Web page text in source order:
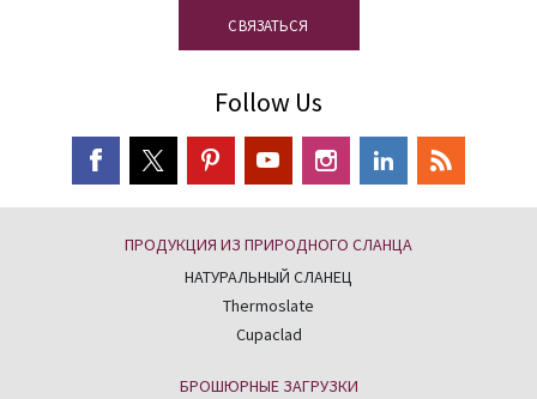
СВЯЗАТЬСЯ
Follow Us
ПРОДУКЦИЯ ИЗ ПРИРОДНОГО СЛАНЦА
НАТУРАЛЬНЫЙ СЛАНЕЦ
Thermoslate
Cupaclad
БРОШЮРНЫЕ ЗАГРУЗКИ